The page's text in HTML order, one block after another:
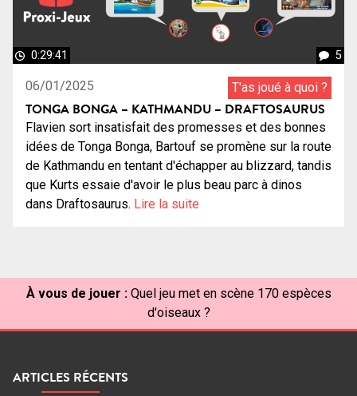
0:29:41 5
06/01/2025 T'as joué à quoi ?
TONGA BONGA – KATHMANDU – DRAFTOSAURUS
Flavien sort insatisfait des promesses et des bonnes
idées de Tonga Bonga, Bartouf se promène sur la route
de Kathmandu en tentant d'échapper au blizzard, tandis
que Kurts essaie d'avoir le plus beau parc à dinos
dans Draftosaurus. Lire la suite
À vous de jouer : Quel jeu met en scène 170 espèces
d'oiseaux ?
ARTICLES RÉCENTS